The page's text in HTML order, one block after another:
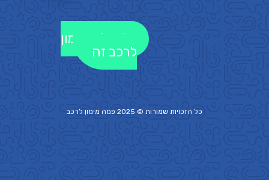
לקבלת מימון
לרכב זה
כל הזכויות שמורות © 2025 פמה מימון לרכב